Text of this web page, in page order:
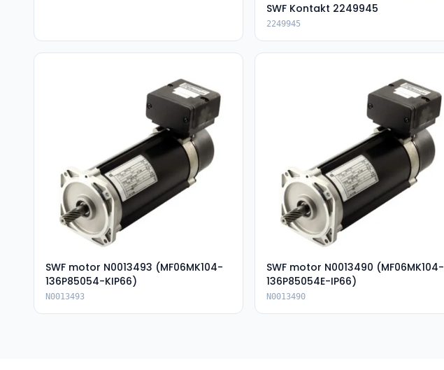
SWF Kontakt 2249945
2249945
SWF motor N0013493 (MF06MK104-
136P85054-KIP66)
N0013493
SWF motor N0013490 (MF06MK104-
136P85054E-IP66)
N0013490